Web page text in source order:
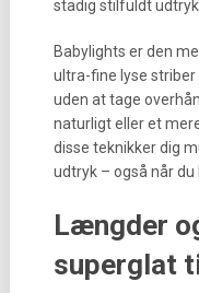
stadig stilfuldt udtryk.
Babylights er den
ultra-fine lyse
uden at tage
naturligt eller et
disse teknikker dig
udtryk – også når du
Længder
superglat